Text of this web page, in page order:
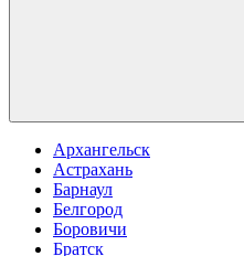
Архангельск
Астрахань
Барнаул
Белгород
Боровичи
Братск